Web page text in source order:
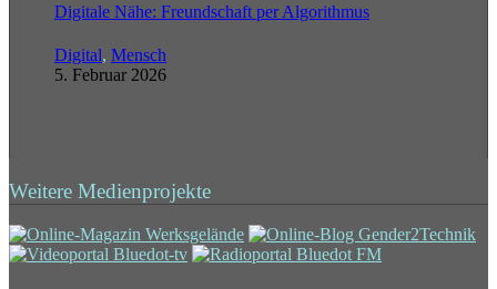
Digitale Nähe: Freundschaft per Algorithmus
Digital, Mensch
5. Februar 2026
Weitere Medienprojekte